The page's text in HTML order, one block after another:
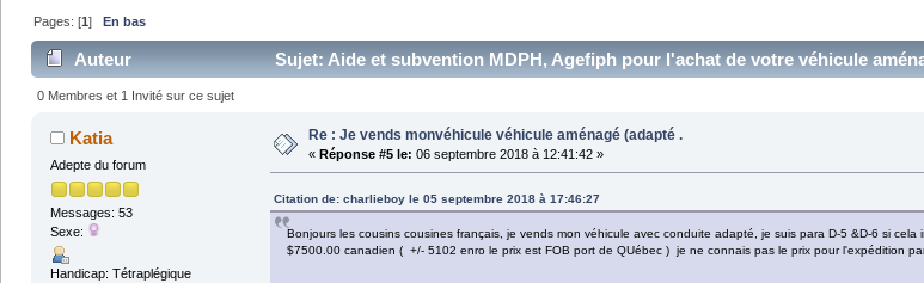
Pages: [1] En bas
Auteur Sujet: Aide et subvention MDPH, Agefiph pour l'achat de votre véhicule
0 Membres et 1 Invité sur ce sujet
Katia
Adepte du forum
Messages: 53
Sexe:
Handicap: Tétraplégique
Re : Je vends monvéhicule véhicule aménagé (adapté .
« Réponse #5 le: 06 septembre 2018 à 12:41:42 »
Citation de: charlieboy le 05 septembre 2018 à 17:46:27
Bonjours les cousins cousines français, je vends mon véhicule avec conduite adapté, je suis para D-5 &D-6 si
$7500.00 canadien ( +/- 5102 enro le prix est FOB port de QUébec ) je ne connais pas le prix pour l'expédition